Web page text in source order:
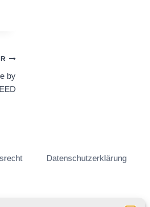
by
Datenschutzerklärung